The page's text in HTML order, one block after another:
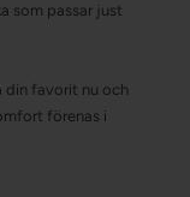
som passar just
din favorit nu och
förenas i